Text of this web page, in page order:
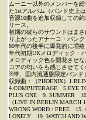
ムーニー以外のメンバーを
た1stアルバム（バンド史上
音源10曲を追加収録しての
リース。
初期の彼らのサウンドはま
り上がったアナーコ・パン
80年代の後半に爆発的に増
年代初期UKメロディック・
メロディック色を開花させ
コアの匂いをも感じさせてく
※帯、国内流通盤限定バンド
収録曲：（PHOENIX）
4.COMPUTERAGE 5.EYE
PLUS ONE 9. SUMMER
（LIVE IN BERLIN
WRONG WORD / FREE
LONELY 19. WATCH AND